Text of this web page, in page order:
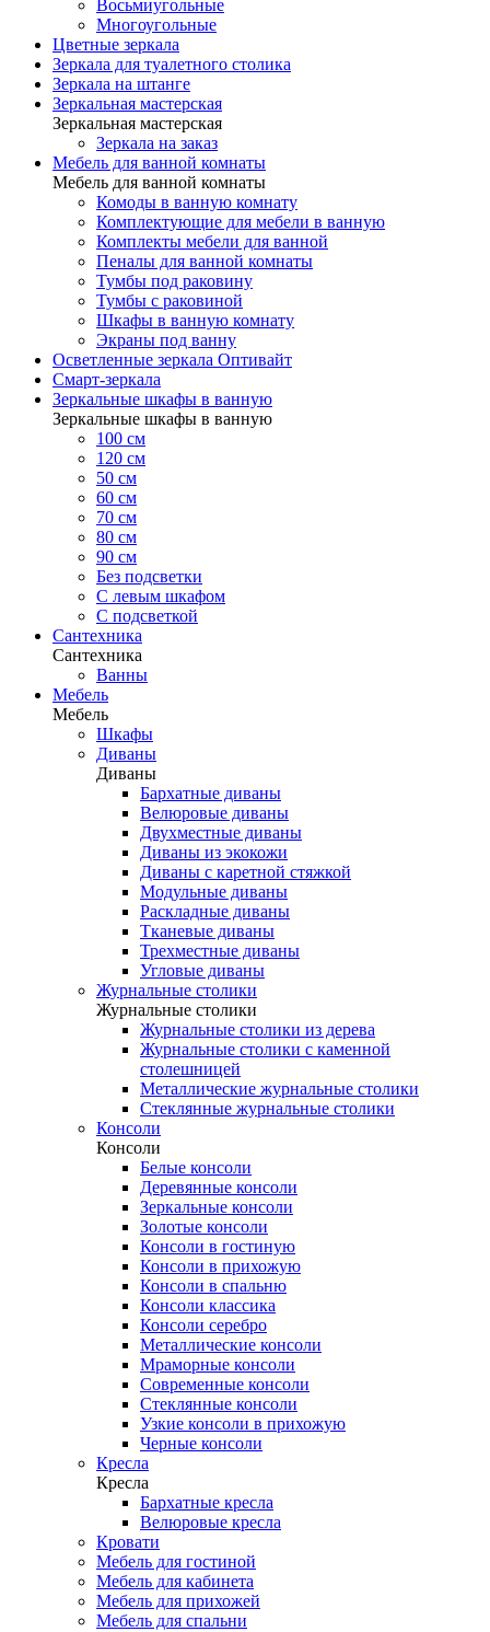
Восьмиугольные
Многоугольные
Цветные зеркала
Зеркала для туалетного столика
Зеркала на штанге
Зеркальная мастерская
Зеркальная мастерская
Зеркала на заказ
Мебель для ванной комнаты
Мебель для ванной комнаты
Комоды в ванную комнату
Комплектующие для мебели в ванную
Комплекты мебели для ванной
Пеналы для ванной комнаты
Тумбы под раковину
Тумбы с раковиной
Шкафы в ванную комнату
Экраны под ванну
Осветленные зеркала Оптивайт
Смарт-зеркала
Зеркальные шкафы в ванную
Зеркальные шкафы в ванную
100 см
120 см
50 см
60 см
70 см
80 см
90 см
Без подсветки
С левым шкафом
С подсветкой
Сантехника
Сантехника
Ванны
Мебель
Мебель
Шкафы
Диваны
Диваны
Бархатные диваны
Велюровые диваны
Двухместные диваны
Диваны из экокожи
Диваны с каретной стяжкой
Модульные диваны
Раскладные диваны
Тканевые диваны
Трехместные диваны
Угловые диваны
Журнальные столики
Журнальные столики
Журнальные столики из дерева
Журнальные столики с каменной
столешницей
Металлические журнальные столики
Стеклянные журнальные столики
Консоли
Консоли
Белые консоли
Деревянные консоли
Зеркальные консоли
Золотые консоли
Консоли в гостиную
Консоли в прихожую
Консоли в спальню
Консоли классика
Консоли серебро
Металлические консоли
Мраморные консоли
Современные консоли
Стеклянные консоли
Узкие консоли в прихожую
Черные консоли
Кресла
Кресла
Бархатные кресла
Велюровые кресла
Кровати
Мебель для гостиной
Мебель для кабинета
Мебель для прихожей
Мебель для спальни